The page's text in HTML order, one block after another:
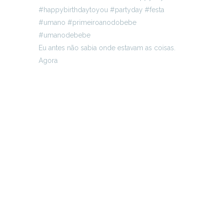
Eu antes não sabia onde estavam as coisas.
Agora